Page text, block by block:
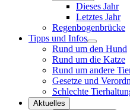
Dieses Jahr
Letztes Jahr
Regenbogenbrücke
Tipps und Infos
Rund um den Hund
Rund um die Katze
Rund um andere
Gesetze und
Schlechte
Aktuelles